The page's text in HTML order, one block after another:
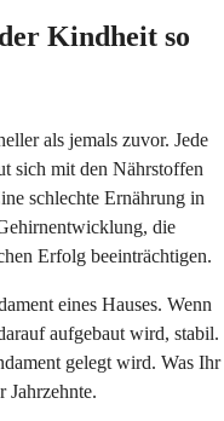
Kindheit so
als jemals zuvor. Jede
sich mit den Nährstoffen
schlechte Ernährung in
die
Erfolg beeinträchtigen.
eines Hauses. Wenn
aufgebaut wird, stabil.
gelegt wird. Was Ihr
Jahrzehnte.